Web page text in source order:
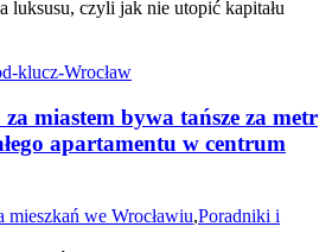
luksusu, czyli jak nie utopić kapitału
miastem bywa tańsze za metr
apartamentu w centrum
mieszkań we Wrocławiu,Poradniki i